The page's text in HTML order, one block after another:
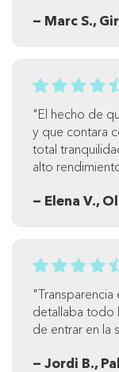
— Marc S.,
"El hecho de
y que contara
total
alto
— Elena V.,
detallaba todo
de entrar en la
— Jordi B.,